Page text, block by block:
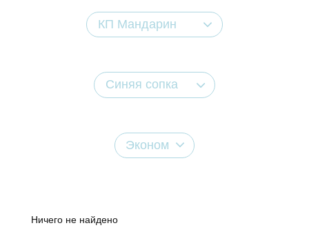
КП Мандарин
Синяя сопка
Эконом
Ничего не найдено